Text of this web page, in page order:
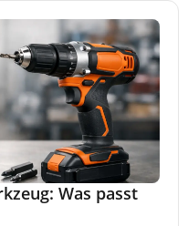
Was passt